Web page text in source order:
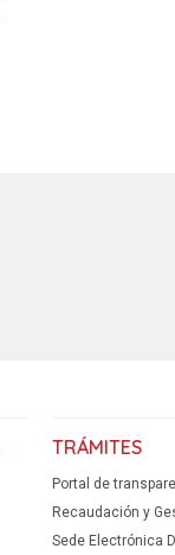
TRÁMITES
Portal de
Recaudación y
Sede Electrónica